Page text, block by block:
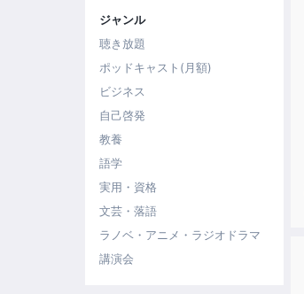
ジャンル
聴き放題
ポッドキャスト(月額)
ビジネス
自己啓発
教養
語学
実用・資格
文芸・落語
ラノベ・アニメ・ラジオドラマ
講演会